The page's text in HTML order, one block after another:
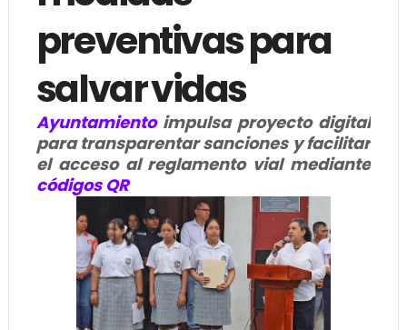
preventivas para
salvar vidas
Ayuntamientoimpulsa proyecto digital
para transparentar sanciones y facilitar
el acceso al reglamento vial mediante
códigos QR